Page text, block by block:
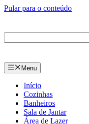
Pular para o conteúdo
Menu
Início
Cozinhas
Banheiros
Sala de Jantar
Área de Lazer